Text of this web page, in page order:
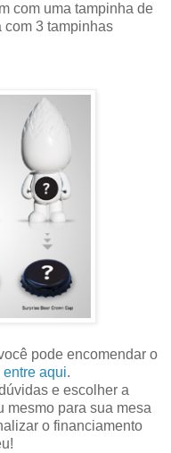
com uma tampinha de
com 3 tampinhas
pode encomendar o
entre aqui.
e escolher a
mesmo para sua mesa
o financiamento